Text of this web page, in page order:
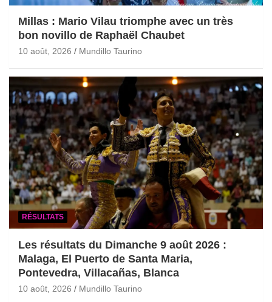
Millas : Mario Vilau triomphe avec un très
bon novillo de Raphaël Chaubet
10 août, 2026 Mundillo Taurino
RÉSULTATS
Les résultats du Dimanche 9 août 2026 :
Malaga, El Puerto de Santa Maria,
Pontevedra, Villacañas, Blanca
10 août, 2026 Mundillo Taurino